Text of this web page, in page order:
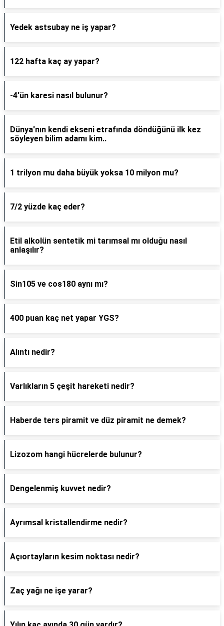
Yedek astsubay ne iş yapar?
122 hafta kaç ay yapar?
-4'ün karesi nasıl bulunur?
Dünya'nın kendi ekseni etrafında döndüğünü ilk kez
söyleyen bilim adamı kim..
1 trilyon mu daha büyük yoksa 10 milyon mu?
7/2 yüzde kaç eder?
Etil alkolün sentetik mi tarımsal mı olduğu nasıl
anlaşılır?
Sin105 ve cos180 aynı mı?
400 puan kaç net yapar YGS?
Alıntı nedir?
Varlıkların 5 çeşit hareketi nedir?
Haberde ters piramit ve düz piramit ne demek?
Lizozom hangi hücrelerde bulunur?
Dengelenmiş kuvvet nedir?
Ayrımsal kristallendirme nedir?
Açıortayların kesim noktası nedir?
Zaç yağı ne işe yarar?